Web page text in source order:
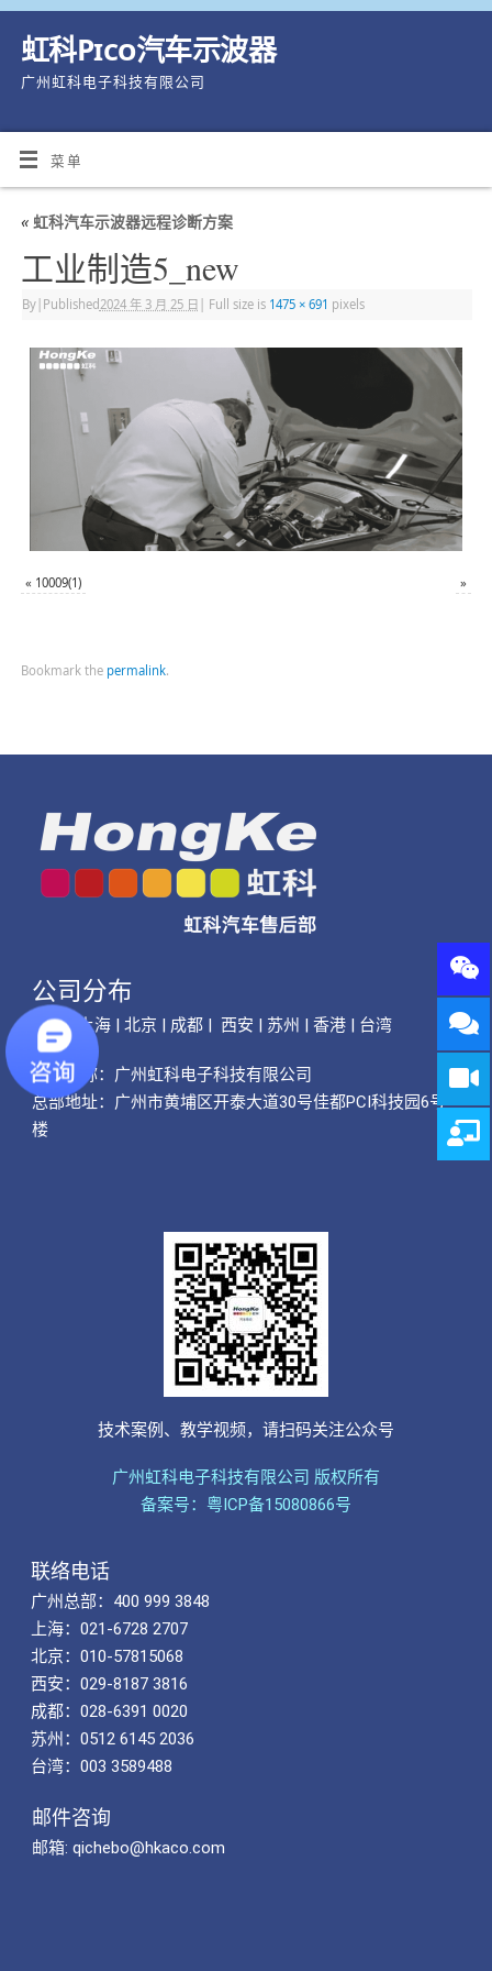
虹科Pico汽车示波器
广州虹科电子科技有限公司
菜单
«虹科汽车示波器远程诊断方案
工业制造5_new
By| Published 2024 年 3 月 25 日 Full size is 1475 × 691 pixels
« 10009(1) »
Bookmark the permalink.
公司分布
广州 | 上海 | 北京 | 成都 | 西安 | 苏州 | 香港 | 台湾
公司名称： 广州虹科电子科技有限公司
总部地址：广州市黄埔区开泰大道30号佳都PCI科技园6号
楼
技术案例、教学视频，请扫码关注公众号
广州虹科电子科技有限公司 版权所有
备案号：粤ICP备15080866号
联络电话
广州总部：400 999 3848
上海：021-6728 2707
北京：010-57815068
西安：029-8187 3816
成都：028-6391 0020
苏州：0512 6145 2036
台湾：003 3589488
邮件咨询
邮箱: qichebo@hkaco.com